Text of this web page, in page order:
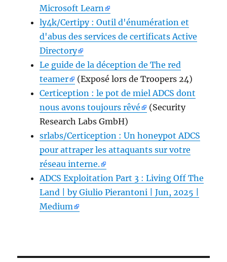
Microsoft Learn
ly4k/Certipy : Outil d'énumération et
d'abus des services de certificats Active
Directory
Le guide de la déception de The red
teamer
(Exposé lors de Troopers 24)
Certiception : le pot de miel ADCS dont
nous avons toujours rêvé
(Security
Research Labs GmbH)
srlabs/Certiception : Un honeypot ADCS
pour attraper les attaquants sur votre
réseau interne.
ADCS Exploitation Part 3 : Living Off The
Land | by Giulio Pierantoni | Jun, 2025 |
Medium